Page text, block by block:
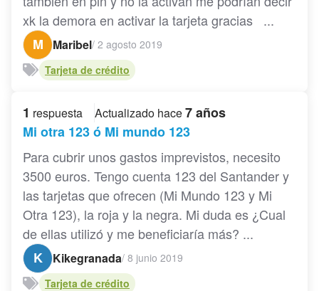
xk la demora en activar la tarjeta gracias ...
M
Maribel/ 2 agosto 2019
Tarjeta de crédito
1 respuesta Actualizado hace7 años
Mi otra 123 ó Mi mundo 123
Para cubrir unos gastos imprevistos, necesito
3500 euros. Tengo cuenta 123 del Santander y
las tarjetas que ofrecen (Mi Mundo 123 y Mi
Otra 123), la roja y la negra. Mi duda es ¿Cual
de ellas utilizó y me beneficiaría más? ...
K
Kikegranada/ 8 junio 2019
Tarjeta de crédito